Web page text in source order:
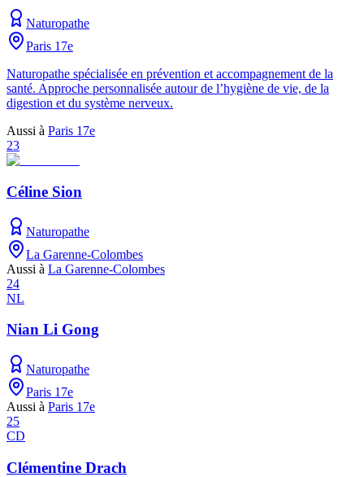
Naturopathe
Paris 17e
Naturopathe spécialisée en prévention et accompagnement de la
santé. Approche personnalisée autour de l’hygiène de vie, de la
digestion et du système nerveux.
Aussi à Paris 17e
23
Céline Sion
Naturopathe
La Garenne-Colombes
Aussi à La Garenne-Colombes
24
NL
Nian Li Gong
Naturopathe
Paris 17e
Aussi à Paris 17e
25
CD
Clémentine Drach